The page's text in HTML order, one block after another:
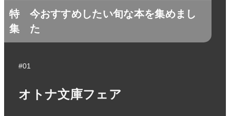
特
集
今おすすめしたい旬な本を集めまし
た
#01
オトナ文庫フェア